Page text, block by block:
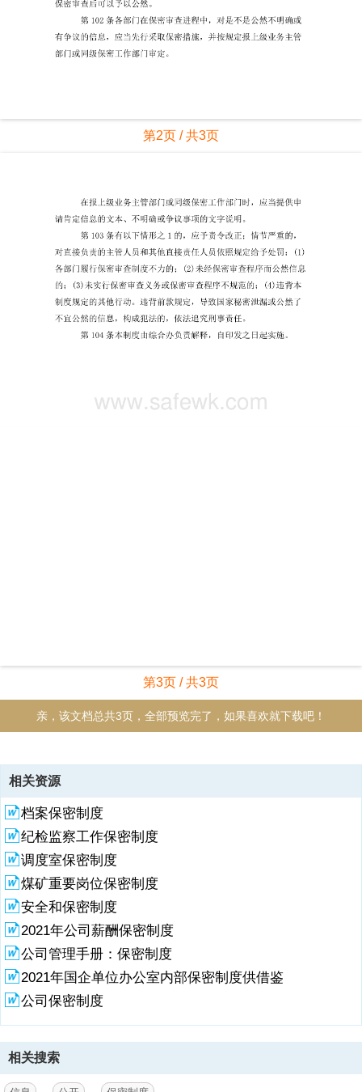
第2页 / 共3页
第3页 / 共3页
亲，该文档总共3页，全部预览完了，如果喜欢就下载吧！
资源描述
1、信息公开保密制度信息公然保密审查制度第1条为规范信息公然保密
审查工作，增进信息公然有序进行，根据x守旧国家秘密法x守旧国家秘
密法实行办法x政府信息公然条例等规定，结合公司实际，特制定本制
度。第2条本制度适用于内蒙古青山文化旅游投资有限责任公司及其子
公司对拟公然信息的保密审查。第3条本制度所称保密审查，是指内蒙
古青山文化旅游投资有限责任公司信息公然工作机构（包括党务公然和
企务公然）对本公司拟公然的信息在公然前，对其内容是不是属于国家
秘密、商业秘密、个人隐私和公然后是不是会危及国家安全、公共安
全、经济安全和社会稳定进行审查，并就是不是公然作出审查结论或提
出处理意见的行动。第4条保密审查应当遵守“谁
2、公然、谁审查、谁负责”和“1事1审”的原则，既要保障应当公然的信
息能够顺利公然，又要确保涉密信息不公然、公然信息不涉密，切实加
强保密防范。第5条公司党务（或企务）公然工作领导小组负责公司信
息公然保密审查的组织管理。公司保密委员会是保密审查的责任主体，
负责对拟公然的信息进行保密审查。第6条审查触及商业秘密或个人隐
私的政府信息，还应根据行政机关与权利人的有关约定或权利人的事前
声明；认为需要公然的，应征求权利人的意见。第7条保密审查应按要
相关资源
档案保密制度
纪检监察工作保密制度
调度室保密制度
煤矿重要岗位保密制度
安全和保密制度
2021年公司薪酬保密制度
公司管理手册：保密制度
2021年国企单位办公室内部保密制度供借鉴
公司保密制度
相关搜索